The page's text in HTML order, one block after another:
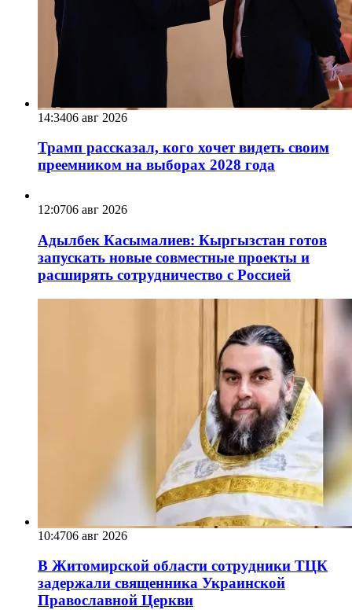
14:3406 авг 2026
Трамп рассказал, кого хочет видеть своим
преемником на выборах 2028 года
12:0706 авг 2026
Адылбек Касымалиев: Кыргызстан готов
запускать новые совместные проекты и
расширять сотрудничество с Россией
10:4706 авг 2026
В Житомирской области сотрудники ТЦК
задержали священника Украинской
Православной Церкви